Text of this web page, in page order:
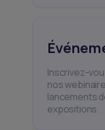
Inscrivez-
nos
lancements
expositions.